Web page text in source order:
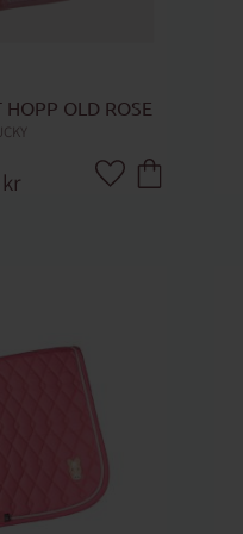
HOPP OLD ROSE
kr Lägg till i favoriter